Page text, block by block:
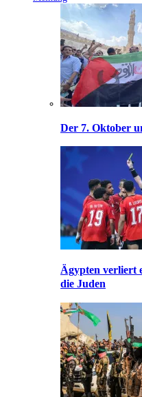
Der 7. Oktober
Ägypten verliert
die Juden